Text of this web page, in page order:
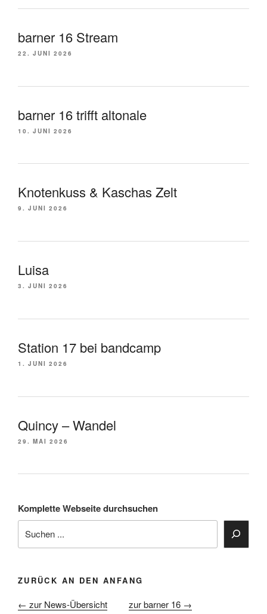
barner 16 Stream
22. JUNI 2026
barner 16 trifft altonale
10. JUNI 2026
Knotenkuss & Kaschas Zelt
9. JUNI 2026
Luisa
3. JUNI 2026
Station 17 bei bandcamp
1. JUNI 2026
Quincy – Wandel
29. MAI 2026
Komplette Webseite durchsuchen
ZURÜCK AN DEN ANFANG
← zur News-Übersicht zur barner 16 →